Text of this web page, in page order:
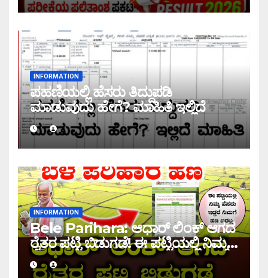
INFORMATION
ಪಹಣಿಯಲ್ಲಿ ಹೆಸರು ತಿದ್ದುಪಡಿ
ಮಾಡುವುದು ಹೇಗೆ? ಮಾಹಿತಿ ಇಲ್ಲಿದೆ
INFORMATION
Bele Parihara: ಆಧಾರ್ ಲಿಂಕ್ ಆಗದ
ರೈತರ ಪಟ್ಟಿ ಬಿಡುಗಡೆ! ಈ ಪಟ್ಟಿಯಲ್ಲಿ ನಿಮ್ಮ
ಹೆಸರು ಇದ್ದರೆ ನಿಮಗೆ ಹಣ ಜಮಾ ಆಗಲ್ಲ !